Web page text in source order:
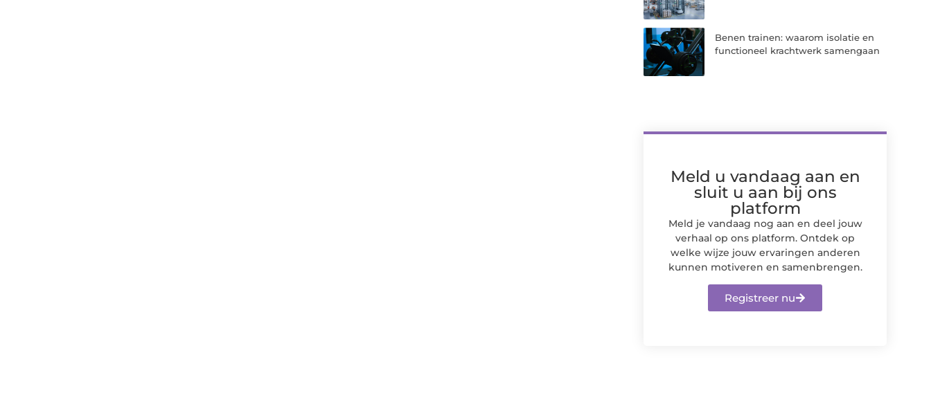
Benen trainen: waarom isolatie en
functioneel krachtwerk samengaan
Meld u vandaag aan en
sluit u aan bij ons
platform
Meld je vandaag nog aan en deel jouw
verhaal op ons platform. Ontdek op
welke wijze jouw ervaringen anderen
kunnen motiveren en samenbrengen.
Registreer nu